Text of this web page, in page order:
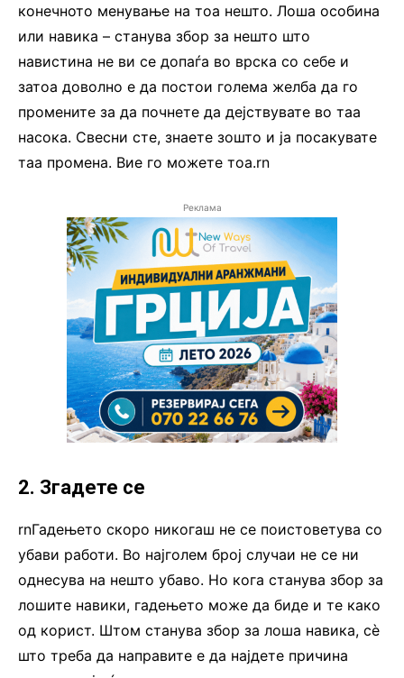
конечното менување на тоа нешто. Лоша особина
или навика – станува збор за нешто што
навистина не ви се допаѓа во врска со себе и
затоа доволно е да постои голема желба да го
промените за да почнете да дејствувате во таа
насока. Свесни сте, знаете зошто и ја посакувате
таа промена. Вие го можете тоа.rn
Реклама
2. Згадете се
rnГадењето скоро никогаш не се поистоветува со
убави работи. Во најголем број случаи не се ни
однесува на нешто убаво. Но кога станува збор за
лошите навики, гадењето може да биде и те како
од корист. Штом станува збор за лоша навика, сѐ
што треба да направите е да најдете причина